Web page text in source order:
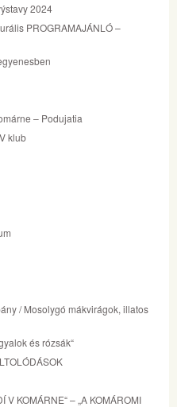
2024
PROGRAMAJÁNLÓ –
– Podujatia
klub
/ Mosolygó mákvirágok, illatos
és rózsák“
V KOMÁRNE“ – „A KOMÁROMI